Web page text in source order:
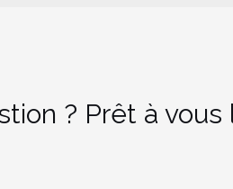
? Prêt à